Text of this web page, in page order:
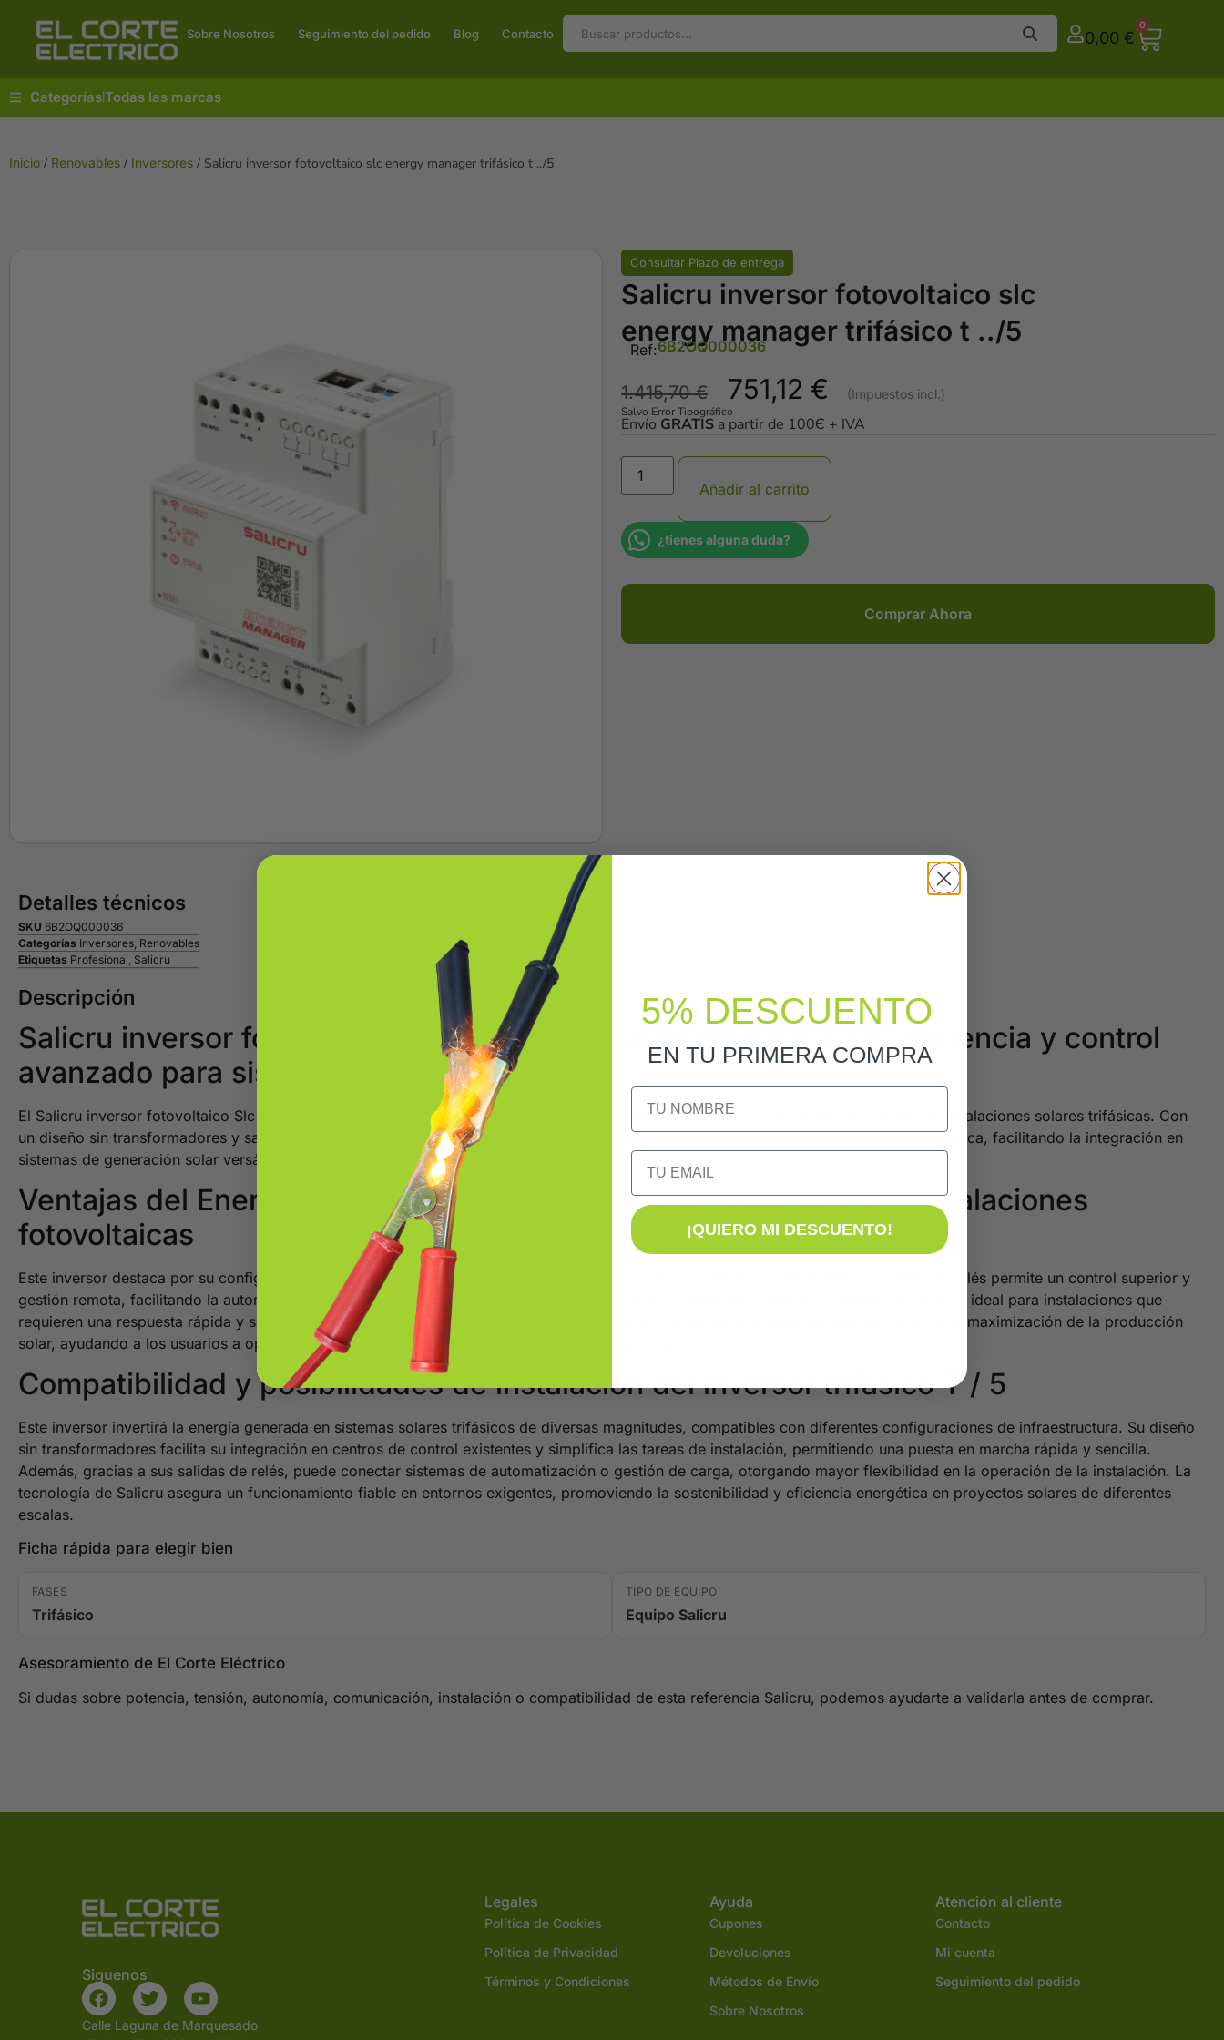
Sobre Nosotros Seguimiento del pedido Blog Contacto 0,00 €
0
Categorías| Todas las marcas
Inicio / Renovables / Inversores / Salicru inversor fotovoltaico slc energy manager trifásico t ../5
Consultar Plazo de entrega
Salicru inversor fotovoltaico slc
energy manager trifásico t ../5
Ref:6B2OQ000036
1.415,70€ 751,12 €
Salvo Error Tipográfico
Envío GRATIS a partir de 100Є + IVA
Añadir al carrito
¿tienes alguna duda?
Comprar Ahora
Detalles técnicos
SKU 6B2OQ000036
Categorías Inversores Renovables
Etiquetas Profesional Salicru
Descripción
Salicru inversor fotovoltaico Slc Energy Manager trifásico T / 5: eficiencia y control
avanzado para sistemas solares
El Salicru inversor fotovoltaico Slc Energy Manager trifásico T / 5 está diseñado para optimizar la gestión y conversión de energía en instalaciones solares trifásicas. Con
un diseño sin transformadores y salida de relés, este inversor ofrece una solución eficiente y fiable para control y monitorización energética, facilitando la integración en
sistemas de generación solar versátiles y de alta rendimiento.
Ventajas del Energy Manager trifásico sin transformadores para instalaciones
fotovoltaicas
Este inversor destaca por su configuración sin transformadores, lo que reduce pérdidas y mejora la eficiencia del sistema. La salida de relés permite un control superior y
gestión remota, facilitando la automatización y supervisión en tiempo real. Gracias a su diseño compacto y robusto, el Salicru inversor es ideal para instalaciones que
requieren una respuesta rápida y segura, garantizando un rendimiento estable y prolongado. La gestión avanzada de energía favorece la maximización de la producción
solar, ayudando a los usuarios a optimizar sus inversiones y reducir gastos energéticos asociados.
Compatibilidad y posibilidades de instalación del inversor trifásico T / 5
Este inversor invertirá la energía generada en sistemas solares trifásicos de diversas magnitudes, compatibles con diferentes configuraciones de infraestructura. Su diseño
sin transformadores facilita su integración en centros de control existentes y simplifica las tareas de instalación, permitiendo una puesta en marcha rápida y sencilla.
Además, gracias a sus salidas de relés, puede conectar sistemas de automatización o gestión de carga, otorgando mayor flexibilidad en la operación de la instalación. La
tecnología de Salicru asegura un funcionamiento fiable en entornos exigentes, promoviendo la sostenibilidad y eficiencia energética en proyectos solares de diferentes
escalas.
Ficha rápida para elegir bien
FASES
Trifásico
TIPO DE EQUIPO
Equipo Salicru
Asesoramiento de El Corte Eléctrico
Si dudas sobre potencia, tensión, autonomía, comunicación, instalación o compatibilidad de esta referencia Salicru, podemos ayudarte a validarla antes de comprar.
Siguenos
Calle Laguna de Marquesado
Legales
Política de Cookies
Política de Privacidad
Términos y Condiciones
Ayuda
Cupones
Devoluciones
Métodos de Envío
Sobre Nosotros
Atención al cliente
Contacto
Mi cuenta
Seguimiento del pedido
5% DESCUENTO
EN TU PRIMERA COMPRA
NOMBRE
Email
¡QUIERO MI DESCUENTO!